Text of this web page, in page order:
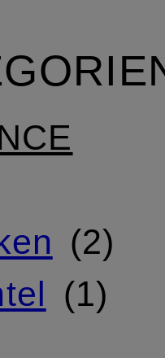
2
1